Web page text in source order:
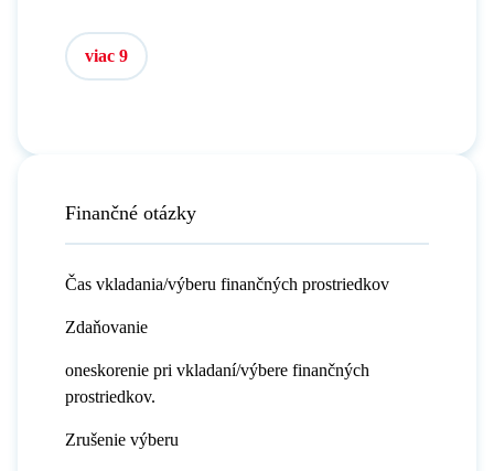
viac 9
Finančné otázky
Čas vkladania/výberu finančných prostriedkov
Zdaňovanie
oneskorenie pri vkladaní/výbere finančných
prostriedkov.
Zrušenie výberu